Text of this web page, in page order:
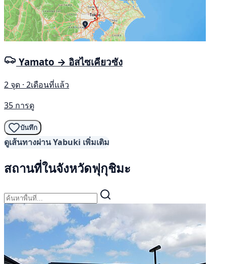
Yamato → อิสไซเคียวซัง
2 จุด · 2เดือนที่แล้ว
35 การดู
บันทึก
ดูเส้นทางผ่าน Yabuki เพิ่มเติม
สถานที่ในจังหวัดฟุกุชิมะ